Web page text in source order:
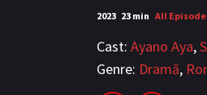
2023 23 min All
Cast: Ayano Aya,
Genre: Dramă,